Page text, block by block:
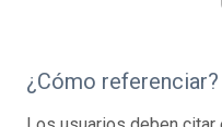
¿Cómo referenciar?